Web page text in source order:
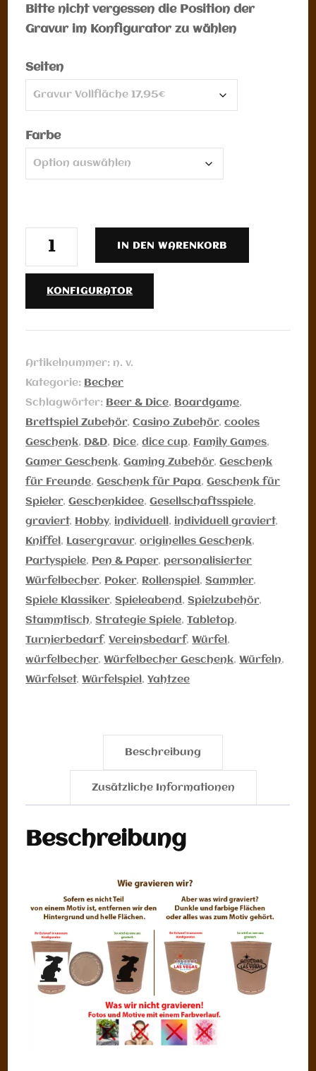
Bitte nicht vergessen die Position der
Gravur im Konfigurator zu wählen
Seiten
Farbe
Farbig
Menge
IN DEN WARENKORB
KONFIGURATOR
Artikelnummer: n. v.
Kategorie: Becher
Schlagwörter: Beer & Dice, Boardgame,
Brettspiel Zubehör,Casino Zubehör,cooles
Geschenk, D&D, Dice,dice cup, Family Games,
Gamer Geschenk,Gaming Zubehör,Geschenk
für Freunde,Geschenk für Papa,Geschenk für
Spieler,Geschenkidee,Gesellschaftsspiele,
graviert, Hobby, individuell, individuell graviert,
Kniffel, Lasergravur,originelles Geschenk,
Partyspiele, Pen & Paper, personalisierter
Würfelbecher, Poker, Rollenspiel,Sammler,
Spiele Klassiker,Spieleabend,Spielzubehör,
Stammtisch,Strategie Spiele,Tabletop,
Turnierbedarf,Vereinsbedarf,Würfel,
würfelbecher,Würfelbecher Geschenk,Würfeln,
Würfelset,Würfelspiel,Yahtzee
Beschreibung
Zusätzliche Informationen
Beschreibung